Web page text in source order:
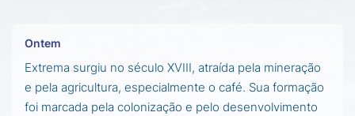
Ontem
Extrema surgiu no século XVIII, atraída pela mineração
e pela agricultura, especialmente o café. Sua formação
foi marcada pela colonização e pelo desenvolvimento